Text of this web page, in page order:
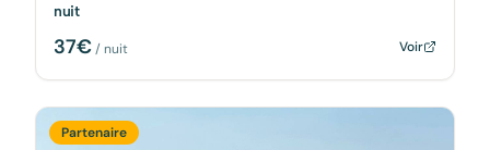
nuit
37€/ nuit Voir
Partenaire